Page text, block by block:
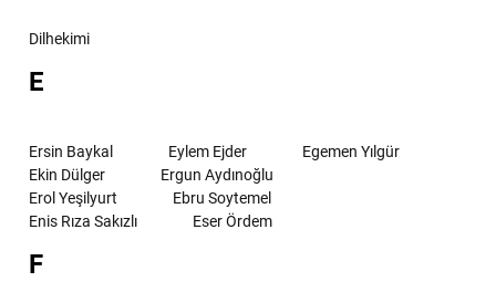
Dilhekimi
E
Ersin Baykal Eylem Ejder
Egemen Yılgür
Ekin Dülger
Ergun Aydınoğlu
Erol Yeşilyurt
Ebru Soytemel
Enis Rıza Sakızlı
Eser Ördem
F